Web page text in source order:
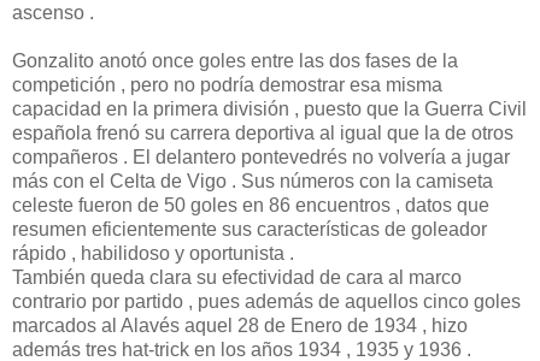
ascenso .
Gonzalito anotó once goles entre las dos fases de la
competición , pero no podría demostrar esa misma
capacidad en la primera división , puesto que la Guerra Civil
española frenó su carrera deportiva al igual que la de otros
compañeros . El delantero pontevedrés no volvería a jugar
más con el Celta de Vigo . Sus números con la camiseta
celeste fueron de 50 goles en 86 encuentros , datos que
resumen eficientemente sus características de goleador
rápido , habilidoso y oportunista .
También queda clara su efectividad de cara al marco
contrario por partido , pues además de aquellos cinco goles
marcados al Alavés aquel 28 de Enero de 1934 , hizo
además tres hat-trick en los años 1934 , 1935 y 1936 .